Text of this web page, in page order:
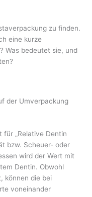
zu finden.
eine kurze
Was bedeutet sie, und
der Umverpackung
für „Relative Dentin
bzw. Scheuer- oder
wird der Wert mit
Dentin. Obwohl
können die bei
voneinander